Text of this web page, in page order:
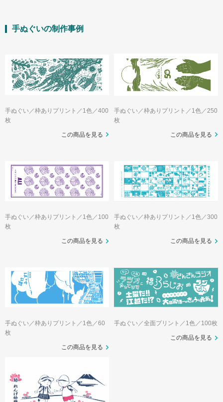
手ぬぐいの制作事例
手ぬぐい／枠ありプリント／1色／400
枚
この商品を見る
手ぬぐい／枠ありプリント／1色／250
枚
この商品を見る
手ぬぐい／枠ありプリント／1色／100
枚
この商品を見る
手ぬぐい／枠ありプリント／1色／300
枚
この商品を見る
手ぬぐい／枠ありプリント／1色／60
枚
この商品を見る
手ぬぐい／全面プリント／1色／100枚
この商品を見る